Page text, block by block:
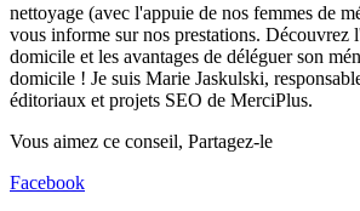
nettoyage (avec l'appuie de nos femmes de
vous informe sur nos prestations. Découvrez
domicile et les avantages de déléguer son
domicile ! Je suis Marie Jaskulski,
éditoriaux et projets SEO de MerciPlus.
Vous aimez ce conseil, Partagez-le
Facebook